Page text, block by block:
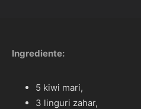
Ingrediente:
5 kiwi mari,
3 linguri zahar,